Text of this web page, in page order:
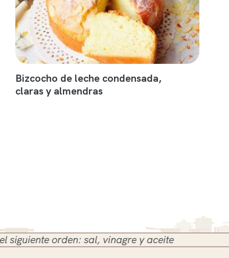
Bizcocho de leche condensada,
claras y almendras
orden: sal, vinagre y aceite